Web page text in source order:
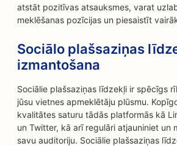
atstāt pozitīvas atsauksmes, varat
meklēšanas pozīcijas un piesaistīt
Sociālo plašsaziņas
izmantošana
Sociālie plašsaziņas līdzekļi ir spēcīgs
jūsu vietnes apmeklētāju plūsmu.
kvalitātes saturu tādās platformās kā
un Twitter, kā arī regulāri atjauniniet un
savu auditoriju. Sociālie plašsaziņas